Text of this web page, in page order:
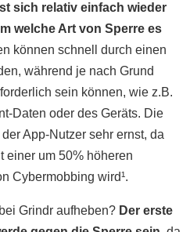
sich relativ einfach wieder
welche Art von Sperre es
können schnell durch einen
während je nach Grund
sein können, wie z.B.
Daten oder des Geräts. Die
App-Nutzer sehr ernst, da
einer um 50% höheren
Cybermobbing wird¹.
Grindr aufheben? Der erste